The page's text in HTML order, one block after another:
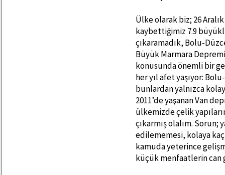
Ülke olarak biz; 26
kaybettiğimiz 7.9
çıkaramadık, Bolu-
Büyük Marmara
konusunda önemli bir
her yıl afet yaşıyor:
bunlardan yalnızca
2011’de yaşanan Van
ülkemizde çelik
çıkarmış olalım.
edilememesi, kolaya
kamuda yeterince
küçük menfaatlerin can